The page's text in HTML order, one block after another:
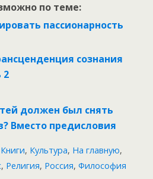
по теме:
пассионарность
сознания
2
должен был снять
Вместо предисловия
Книги, Культура, На главную,
, Религия, Россия, Философия